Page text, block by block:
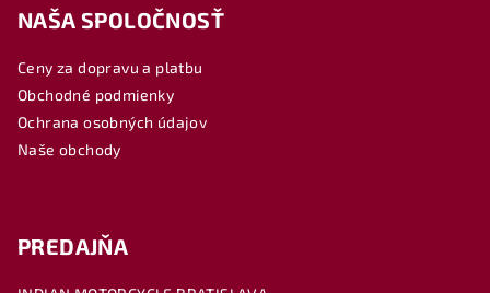
NAŠA SPOLOČNOSŤ
Ceny za dopravu a platbu
Obchodné podmienky
Ochrana osobných údajov
Naše obchody
PREDAJŇA